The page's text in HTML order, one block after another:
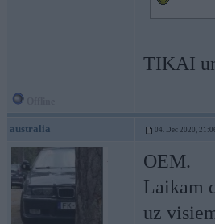
TIKAI
australia 04. Dec 2020,
OEM.
Laikam
uz